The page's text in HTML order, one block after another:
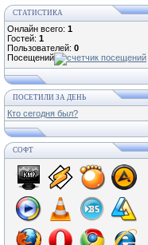
СТАТИСТИКА
Онлайн всего: 1
Гостей: 1
Пользователей: 0
Посещений
ПОСЕТИЛИ ЗА ДЕНЬ
Кто сегодня был?
СОФТ